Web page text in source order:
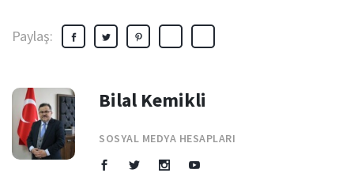
Paylaş:
Bilal Kemikli
SOSYAL MEDYA HESAPLARI